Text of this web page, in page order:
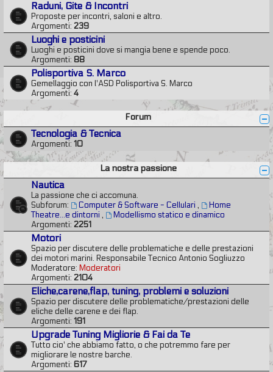
Raduni, Gite & Incontri
Proposte per incontri, saloni e altro.
Argomenti: 239
Luoghi e posticini
Luoghi e posticini dove si mangia bene e spende poco.
Argomenti: 88
Polisportiva S. Marco
Gemellaggio con l'ASD Polisportiva S. Marco
Argomenti: 4
Forum
Tecnologia & Tecnica
Argomenti: 10
La nostra passione
Nautica
La passione che ci accomuna.
Subforum:
Computer & Software - Cellulari ,
Home
Theatre...e dintorni ,
Modellismo statico e dinamico
Argomenti: 2251
Motori
Spazio per discutere delle problematiche e delle prestazioni
dei motori marini. Responsabile Tecnico Antonio Sogliuzzo
Moderatore: Moderatori
Argomenti: 2104
Eliche,carene,flap, tuning, problemi e soluzioni
Spazio per discutere delle problematiche/prestazioni delle
eliche delle carene e dei flap.
Argomenti: 191
Upgrade Tuning Migliorie & Fai da Te
Tutto cio' che abbiamo fatto, o che potremmo fare per
migliorare le nostre barche.
Argomenti: 617